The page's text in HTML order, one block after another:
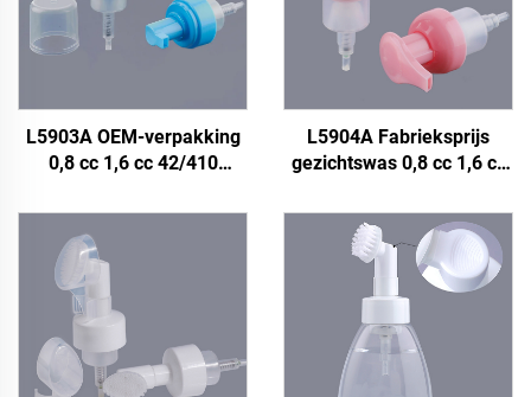
L5903A OEM-verpakking
0,8 cc 1,6 cc 42/410
42 mm 50 ml 100 ml 150
ml 250 ml 300 ml
Zeepfoampompfles
L5904A Fabrieksprijs
gezichtswas 0,8 cc 1,6 cc
kunststof schuimpomp
fles, 40 mm transparante
schuimpomp fles, zeep
schuimpomp fles